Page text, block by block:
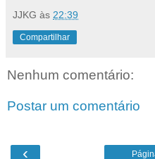
JJKG às 22:39
Compartilhar
Nenhum comentário:
Postar um comentário
‹